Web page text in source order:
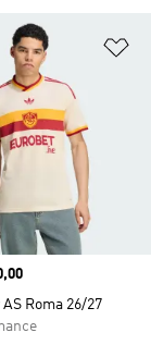
Roma 26/27